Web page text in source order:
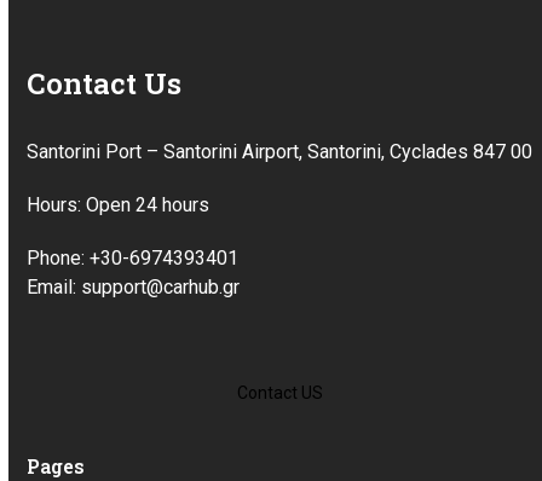
Contact Us
Santorini Port – Santorini Airport, Santorini, Cyclades 847 00
Hours: Open 24 hours
Phone: +30-6974393401
Email: support@carhub.gr
Contact US
Pages